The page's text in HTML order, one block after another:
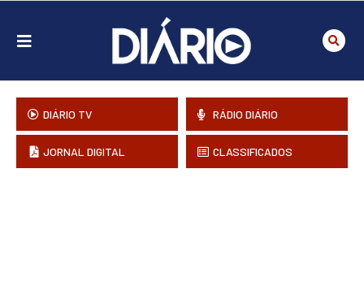
DIÁRIO TV RÁDIO DIÁRIO
JORNAL DIGITAL CLASSIFICADOS